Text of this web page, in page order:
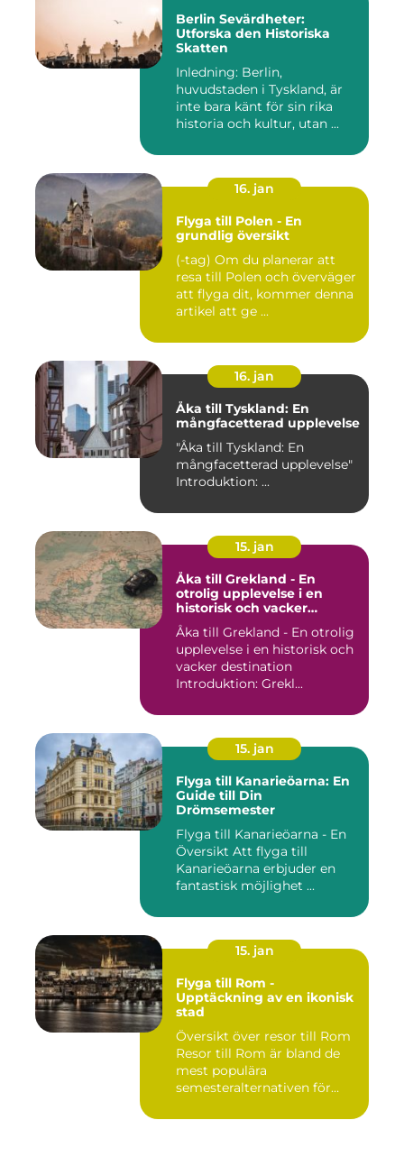
Berlin Sevärdheter:
Utforska den Historiska
Skatten
Inledning: Berlin,
huvudstaden i Tyskland, är
inte bara känt för sin rika
historia och kultur, utan ...
16. jan
Flyga till Polen - En
grundlig översikt
(-tag) Om du planerar att
resa till Polen och överväger
att flyga dit, kommer denna
artikel att ge ...
16. jan
Åka till Tyskland: En
mångfacetterad upplevelse
"Åka till Tyskland: En
mångfacetterad upplevelse"
Introduktion: ...
15. jan
Åka till Grekland - En
otrolig upplevelse i en
historisk och vacker
destination
Åka till Grekland - En otrolig
upplevelse i en historisk och
vacker destination
Introduktion: Grekl...
15. jan
Flyga till Kanarieöarna: En
Guide till Din
Drömsemester
Flyga till Kanarieöarna - En
Översikt Att flyga till
Kanarieöarna erbjuder en
fantastisk möjlighet ...
15. jan
Flyga till Rom -
Upptäckning av en ikonisk
stad
Översikt över resor till Rom
Resor till Rom är bland de
mest populära
semesteralternativen för